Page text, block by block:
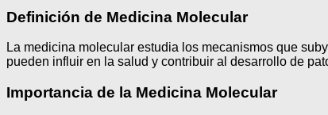
Definición de Medicina Molecular
La medicina molecular estudia los mecanismos que
pueden influir en la salud y contribuir al desarrollo de
Importancia de la Medicina Molecular